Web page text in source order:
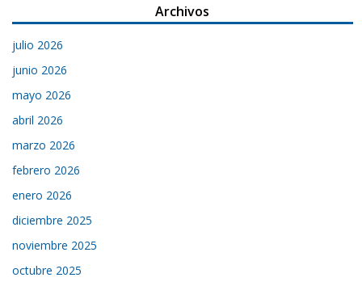
Archivos
julio 2026
junio 2026
mayo 2026
abril 2026
marzo 2026
febrero 2026
enero 2026
diciembre 2025
noviembre 2025
octubre 2025